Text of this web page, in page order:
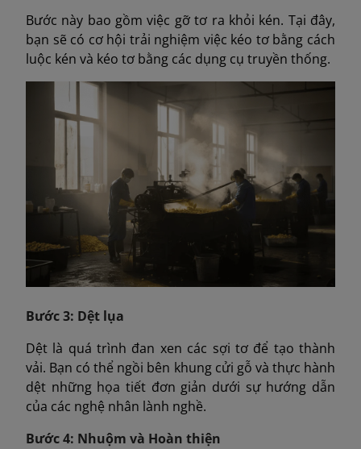
Bước này bao gồm việc gỡ tơ ra khỏi kén. Tại đây,
bạn sẽ có cơ hội trải nghiệm việc kéo tơ bằng cách
luộc kén và kéo tơ bằng các dụng cụ truyền thống.
Bước 3: Dệt lụa
Dệt là quá trình đan xen các sợi tơ để tạo thành
vải. Bạn có thể ngồi bên khung cửi gỗ và thực hành
dệt những họa tiết đơn giản dưới sự hướng dẫn
của các nghệ nhân lành nghề.
Bước 4: Nhuộm và Hoàn thiện